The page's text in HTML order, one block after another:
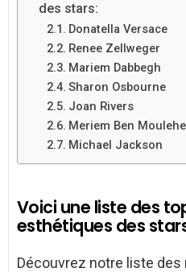
des stars:
Donatella Versace
Renee Zellweger
Mariem Dabbegh
Sharon Osbourne
Joan Rivers
Meriem Ben
Michael Jackson
Voici une liste des
esthétiques des
Découvrez notre liste